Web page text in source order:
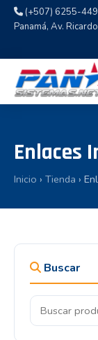
(+507) 6255-
Panamá, Av.
Enlaces
Inicio › Tienda ›
Buscar